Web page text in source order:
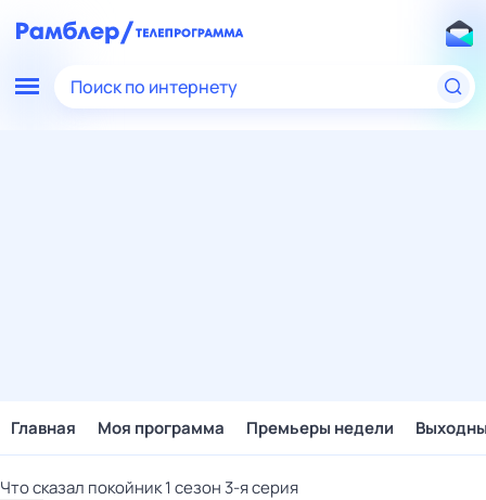
Поиск по интернету
Главная Моя программа Премьеры недели
Что сказал покойник 1 сезон 3-я серия